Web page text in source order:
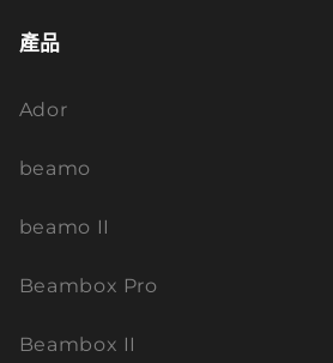
產品
Ador
beamo
beamo II
Beambox Pro
Beambox II